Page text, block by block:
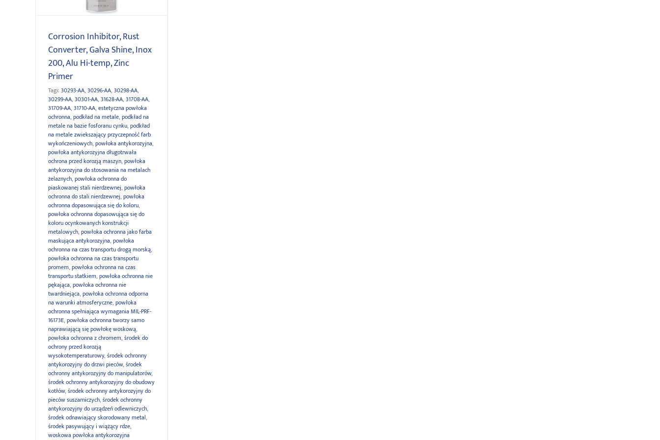
Corrosion Inhibitor, Rust
Converter, Galva Shine, Inox
200, Alu Hi-temp, Zinc
Primer
Tagi: 30293-AA, 30296-AA, 30298-AA,
30299-AA, 30301-AA, 31628-AA, 31708-AA,
31709-AA, 31710-AA, estetyczna powłoka
ochronna, podkład na metale, podkład na
metale na bazie fosforanu cynku, podkład
na metale zwiekszający przyczepność farb
wykończeniowych, powłoka antykorozyjna,
powłoka antykorozyjna długotrwała
ochrona przed korozją maszyn, powłoka
antykorozyjna do stosowania na metalach
żelaznych, powłoka ochronna do
piaskowanej stali nierdzewnej, powłoka
ochronna do stali nierdzewnej, powłoka
ochronna dopasowująca się do koloru,
powłoka ochronna dopasowująca się do
koloru ocynkowanych konstrukcji
metalowych, powłoka ochronna jako farba
maskująca antykorozyjna, powłoka
ochronna na czas transportu drogą morską,
powłoka ochronna na czas transportu
promem, powłoka ochronna na czas
transportu statkiem, powłoka ochronna nie
pękająca, powłoka ochronna nie
twardniejąca, powłoka ochronna odporna
na warunki atmosferyczne, powłoka
ochronna spełniająca wymagania MIL-PRF-
16173E, powłoka ochronna tworzy samo
naprawiającą się powłokę woskową,
powłoka ochronna z chromem, środek do
ochrony przed korozją
wysokotemperaturowy, środek ochronny
antykorozyjny do drzwi pieców, środek
ochronny antykorozyjny do manipulatorów,
środek ochronny antykorozyjny do obudowy
kotłów, środek ochronny antykorozyjny do
pieców suszarniczych, środek ochronny
antykorozyjny do urządzeń odlewniczych,
środek odnawiający skorodowany metal,
środek pasywujący i wiążący rdze,
woskowa powłoka antykorozyjna